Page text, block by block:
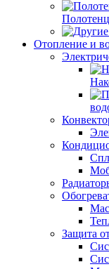
Отопление и
Защита